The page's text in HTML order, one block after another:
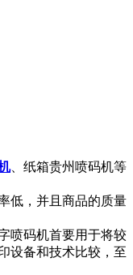
、纸箱贵州喷码机等
低，并且商品的质量
喷码机首要用于将较
设备和技术比较，至